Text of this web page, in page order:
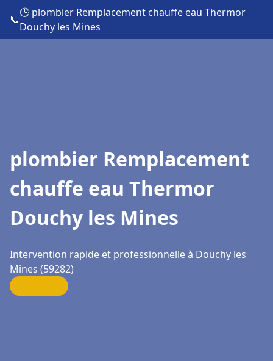
📞
🕒 plombier Remplacement chauffe eau Thermor
Douchy les Mines
plombier Remplacement
chauffe eau Thermor
Douchy les Mines
Intervention rapide et professionnelle à Douchy les
Mines (59282)